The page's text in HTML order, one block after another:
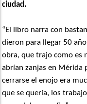
ciudad.
“El libro narra con
dieron para llegar 50
obra, que trajo como es
abrían zanjas en Mérida
cerrarse el enojo era
que se quería, los